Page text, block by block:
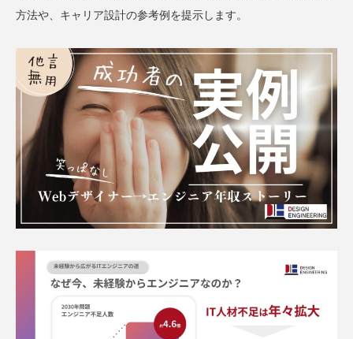
方法や、キャリア設計の参考例を提示します。